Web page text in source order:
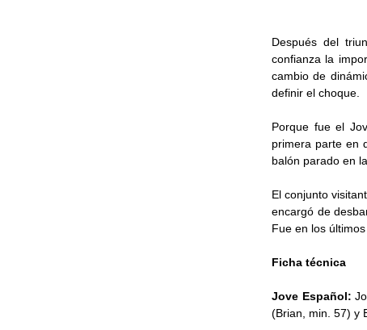
Después del
confianza la
cambio de
definir el choque.
Porque fue el
primera parte en
balón parado en
El conjunto
encargó de
Fue en los
Ficha técnica
Jove Español:
(Brian, min. 57) y